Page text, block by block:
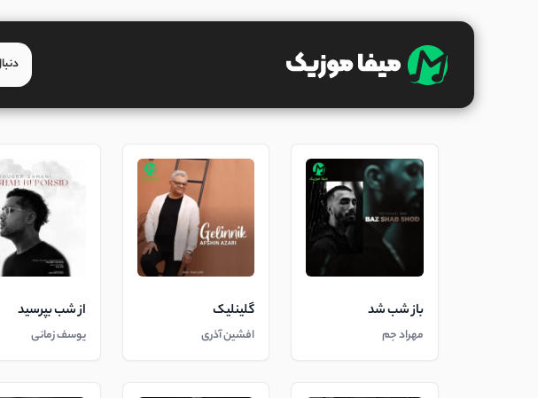
باز شب شد
مهراد جم
گلینلیک
افشین آذری
از شب بپرسید
یوسف زمانی